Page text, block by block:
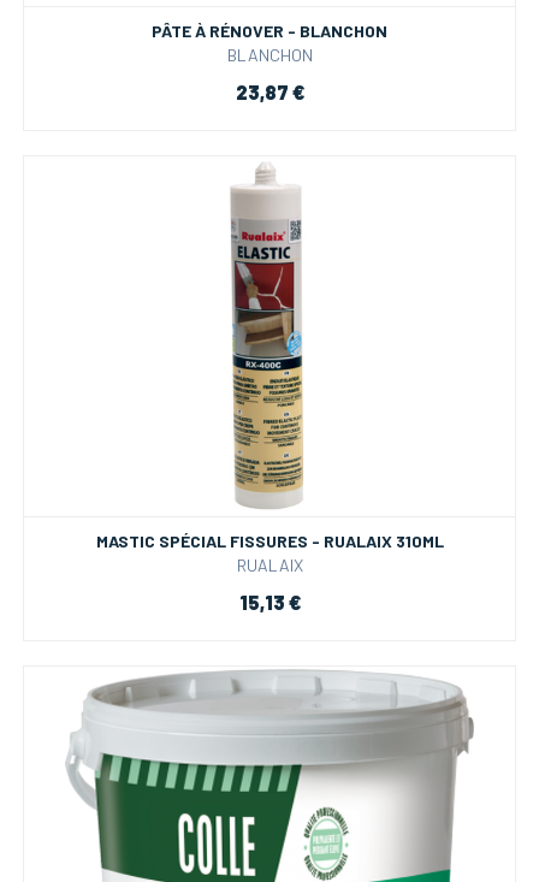
PÂTE À RÉNOVER - BLANCHON
BLANCHON
23,87 €
MASTIC SPÉCIAL FISSURES - RUALAIX 310ML
RUALAIX
15,13 €